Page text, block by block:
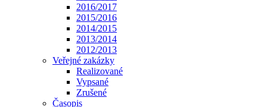
2016/2017
2015/2016
2014/2015
2013/2014
2012/2013
Veřejné zakázky
Realizované
Vypsané
Zrušené
Časopis